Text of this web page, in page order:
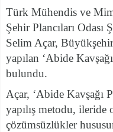
Türk Mühendis ve
Şehir Plancıları
Selim Açar,
yapılan ‘Abide
bulundu.
Açar, ‘Abide Kavşağı
yapılış metodu, ileride
çözümsüzlükler